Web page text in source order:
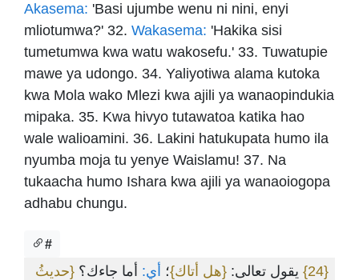
Akasema: 'Basi ujumbe wenu ni nini, enyi
mliotumwa?' 32. Wakasema: 'Hakika sisi
tumetumwa kwa watu wakosefu.' 33. Tuwatupie
mawe ya udongo. 34. Yaliyotiwa alama kutoka
kwa Mola wako Mlezi kwa ajili ya wanaopindukia
mipaka. 35. Kwa hivyo tutawatoa katika hao
wale walioamini. 36. Lakini hatukupata humo ila
nyumba moja tu yenye Waislamu! 37. Na
tukaacha humo Ishara kwa ajili ya wanaoiogopa
adhabu chungu.
#
{24} يقول تعالى: {هل أتاك}؛ أي: أما جاءك؟ {حديثُ